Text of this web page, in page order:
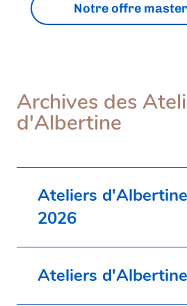
Notre offre
Ateliers
2026
Ateliers
Archives des
d'Albertine